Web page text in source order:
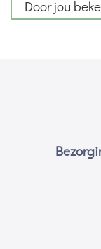
Door jou